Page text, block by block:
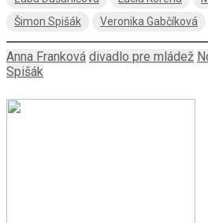
Šimon Spišák
Veronika Gabčíková
Anna Franková divadlo pre mládež
Spišák